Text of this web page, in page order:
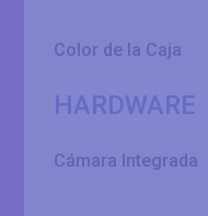
Color de la Caja
HARDWARE
Cámara Integrada